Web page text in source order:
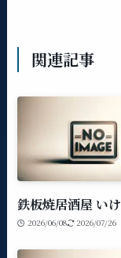
関連記事
鉄板焼居酒屋 いけ
2026/06/08 2026/07/26